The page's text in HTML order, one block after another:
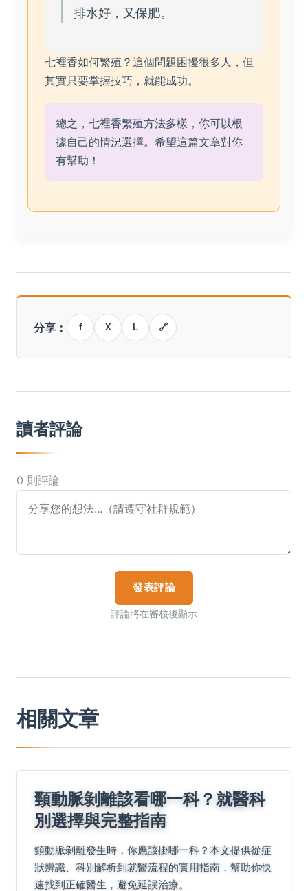
排水好，又保肥。
七裡香如何繁殖？這個問題困擾很多人，但
其實只要掌握技巧，就能成功。
總之，七裡香繁殖方法多樣，你可以根
據自己的情況選擇。希望這篇文章對你
有幫助！
分享： f X L 🔗
讀者評論
0 則評論
發表評論
評論將在審核後顯示
相關文章
頸動脈剝離該看哪一科？就醫科
別選擇與完整指南
頸動脈剝離發生時，你應該掛哪一科？本文提供從症
狀辨識、科別解析到就醫流程的實用指南，幫助你快
速找到正確醫生，避免延誤治療。